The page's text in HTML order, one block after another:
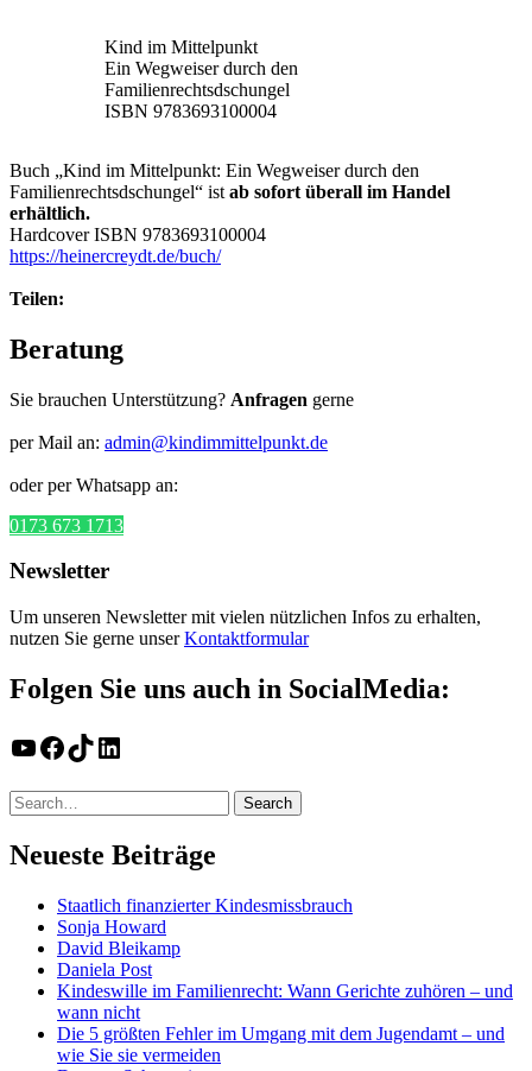
Kind im Mittelpunkt
Ein Wegweiser durch den
Familienrechtsdschungel
ISBN 9783693100004
Buch „Kind im Mittelpunkt: Ein Wegweiser durch den
Familienrechtsdschungel“ ist ab sofort überall im Handel
erhältlich.
Hardcover ISBN 9783693100004
https://heinercreydt.de/buch/
Teilen:
Beratung
Sie brauchen Unterstützung? Anfragen gerne
per Mail an: admin@kindimmittelpunkt.de
oder per Whatsapp an:
0173 673 1713
Newsletter
Um unseren Newsletter mit vielen nützlichen Infos zu erhalten,
nutzen Sie gerne unserKontaktformular
Folgen Sie uns auch in SocialMedia:
YouTube
Facebook
TikTokLinkedIn
Neueste Beiträge
Staatlich finanzierter Kindesmissbrauch
Sonja Howard
David Bleikamp
Daniela Post
Kindeswille im Familienrecht: Wann Gerichte zuhören – und
wann nicht
Die 5 größten Fehler im Umgang mit dem Jugendamt – und
wie Sie sie vermeiden